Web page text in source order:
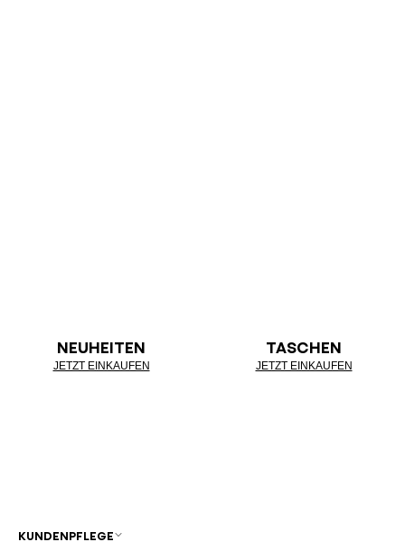
NEUHEITEN
JETZT EINKAUFEN
TASCHEN
JETZT EINKAUFEN
KUNDENPFLEGE